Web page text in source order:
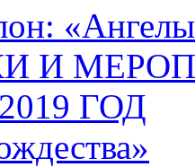
И
ГОД